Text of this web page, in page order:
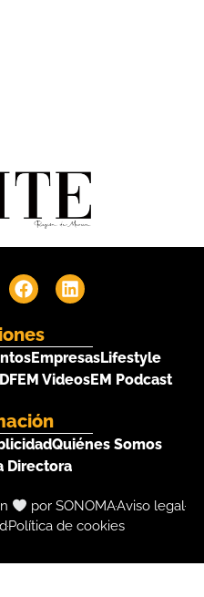
EmpresasLifestyle
EM VideosEM Podcast
Quiénes Somos
Directora
por SONOMAAviso legal
Política de cookies